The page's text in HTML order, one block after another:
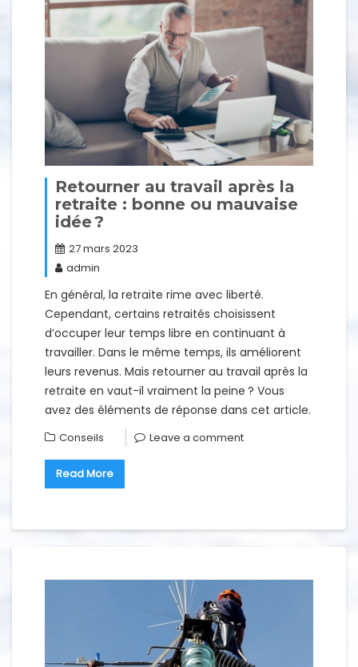
Retourner au travail après la
retraite : bonne ou mauvaise
idée ?
27 mars 2023
admin
En général, la retraite rime avec liberté.
Cependant, certains retraités choisissent
d’occuper leur temps libre en continuant à
travailler. Dans le même temps, ils améliorent
leurs revenus. Mais retourner au travail après la
retraite en vaut-il vraiment la peine ? Vous
avez des éléments de réponse dans cet article.
Conseils Leave a comment
Read More